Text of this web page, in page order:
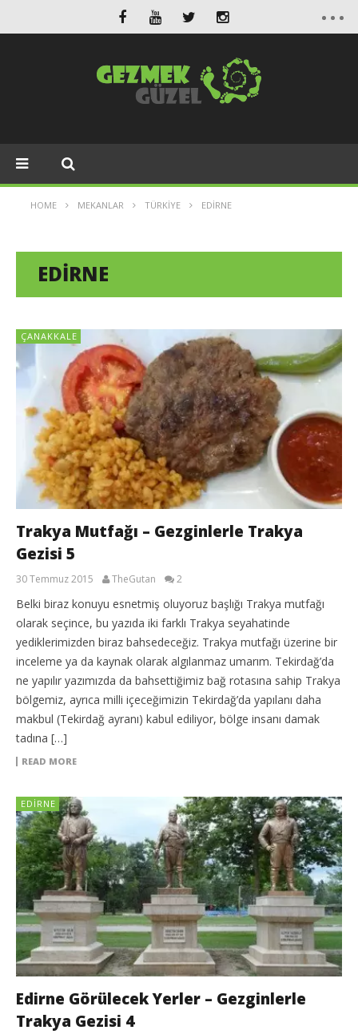
HOME MEKANLAR TÜRKIYE EDIRNE
EDIRNE
ÇANAKKALE
Trakya Mutfağı – Gezginlerle Trakya
Gezisi 5
30 Temmuz 2015 TheGutan 2
Belki biraz konuyu esnetmiş oluyoruz başlığı Trakya mutfağı
olarak seçince, bu yazıda iki farklı Trakya seyahatinde
yediklerimizden biraz bahsedeceğiz. Trakya mutfağı üzerine bir
inceleme ya da kaynak olarak algılanmaz umarım. Tekirdağ’da
ne yapılır yazımızda da bahsettiğimiz bağ rotasına sahip Trakya
bölgemiz, ayrıca milli içeceğimizin Tekirdağ’da yapılanı daha
makbul (Tekirdağ ayranı) kabul ediliyor, bölge insanı damak
tadına […]
READ MORE
EDIRNE
Edirne Görülecek Yerler – Gezginlerle
Trakya Gezisi 4